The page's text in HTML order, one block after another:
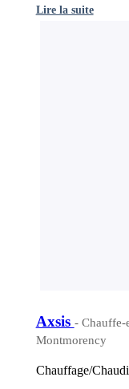
Lire la suite
Axsis - Chauffe-
Montmorency
Chauffage/